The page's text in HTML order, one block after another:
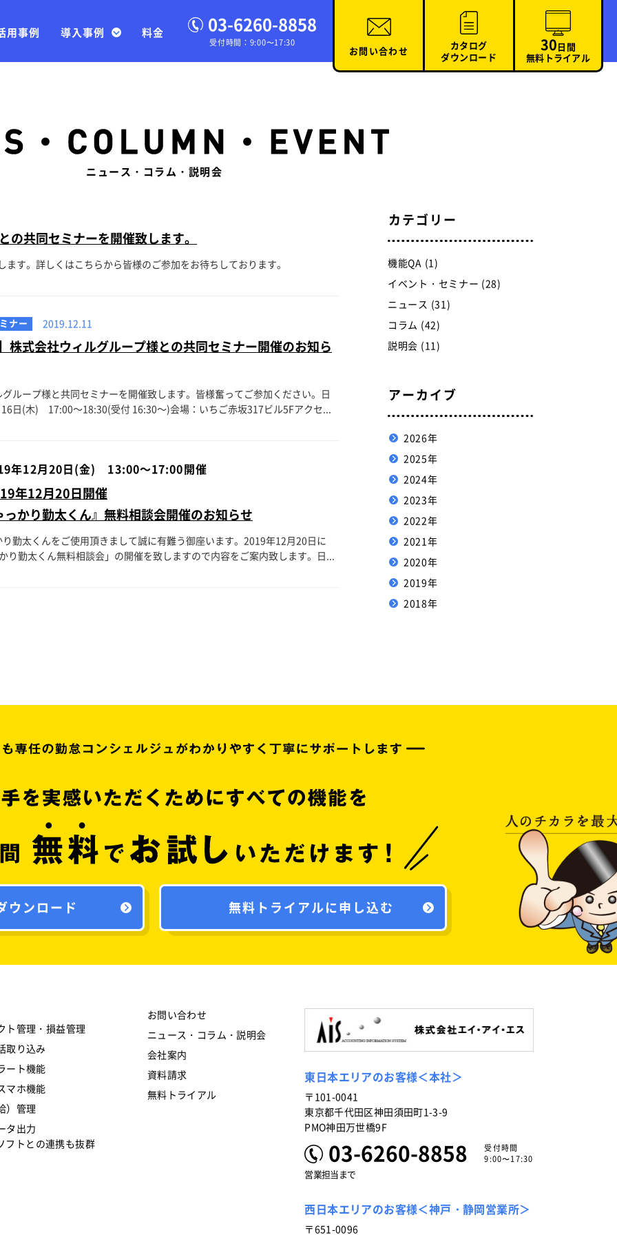
用事例 導入事例 料金 03-6260-8858
受付時間：9:00〜17:30
お問い合わせ
カタログ
ダウンロード
30 日間
無料トライアル
ニュース・コラム・説明会
カテゴリー
機能QA (1)
イベント・セミナー (28)
ニュース (31)
コラム (42)
説明会 (11)
アーカイブ
2026年
2025年
2024年
2023年
2022年
2021年
2020年
2019年
2018年
の共同セミナーを開催致します。
す。詳しくはこちらから皆様のご参加をお待ちしております。
ナー 2019.12.11
株式会社ウィルグループ様との共同セミナー開催のお知ら
ループ様と共同セミナーを開催致します。皆様奮ってご参加ください。日
日(木) 17:00～18:30(受付 16:30～)会場：いちご赤坂317ビル5Fアクセ...
年12月20日(金) 13:00～17:00開催
年12月20日開催
っかり勤太くん』無料相談会開催のお知らせ
勤太くんをご使用頂きまして誠に有難う御座います。2019年12月20日に
り勤太くん無料相談会」の開催を致しますので内容をご案内致します。日...
ウンロード 無料トライアルに申し込む
ト管理・損益管理
取り込み
ート機能
マホ機能
）管理
タ出力
トとの連携も抜群
お問い合わせ
ニュース・コラム・説明会
会社案内
資料請求
無料トライアル
東日本エリアのお客様＜本社＞
〒101-0041
東京都千代田区神田須田町1-3-9
PMO神田万世橋9F
03-6260-8858
受付時間
9:00〜17:30
営業担当まで
西日本エリアのお客様＜神戸・静岡営業所＞
〒651-0096